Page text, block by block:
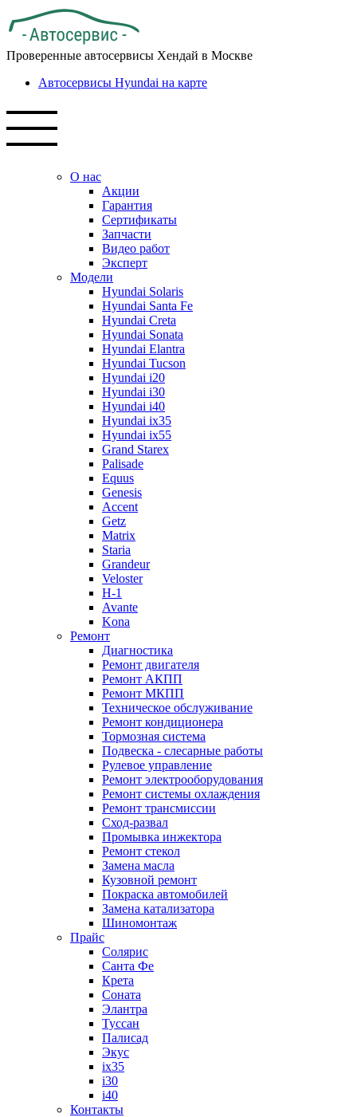
Проверенные автосервисы Хендай в Москве
Автосервисы Hyundai на карте
О нас
Акции
Гарантия
Сертификаты
Запчасти
Видео работ
Эксперт
Модели
Hyundai Solaris
Hyundai Santa Fe
Hyundai Creta
Hyundai Sonata
Hyundai Elantra
Hyundai Tucson
Hyundai i20
Hyundai i30
Hyundai i40
Hyundai ix35
Hyundai ix55
Grand Starex
Palisade
Equus
Genesis
Accent
Getz
Matrix
Staria
Grandeur
Veloster
H-1
Avante
Kona
Ремонт
Диагностика
Ремонт двигателя
Ремонт АКПП
Ремонт МКПП
Техническое обслуживание
Ремонт кондиционера
Тормозная система
Подвеска - слесарные работы
Рулевое управление
Ремонт электрооборудования
Ремонт системы охлаждения
Ремонт трансмиссии
Сход-развал
Промывка инжектора
Ремонт стекол
Замена масла
Кузовной ремонт
Покраска автомобилей
Замена катализатора
Шиномонтаж
Прайс
Солярис
Санта Фе
Крета
Соната
Элантра
Туссан
Палисад
Экус
ix35
i30
i40
Контакты